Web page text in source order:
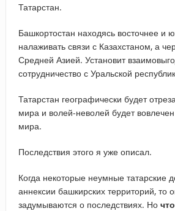
Татарстан.
Башкортостан находясь восточнее и
налаживать связи с Казахстаном, а
Средней Азией. Установит
сотрудничество с Уральской
Татарстан географически будет
мира и волей-неволей будет вовлечен
мира.
Последствия этого я уже описал.
Когда некоторые неумные татарские
аннексии башкирских территорий, то
задумываются о последствиях. Но